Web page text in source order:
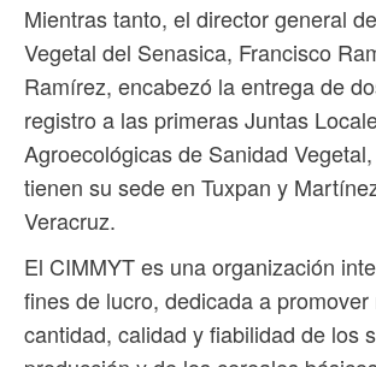
Mientras tanto, el director general
Vegetal del Senasica, Francisco
Ramírez, encabezó la entrega de
registro a las primeras Juntas
Agroecológicas de Sanidad
tienen su sede en Tuxpan y
Veracruz.
El CIMMYT es una organización
fines de lucro, dedicada a
cantidad, calidad y fiabilidad de los